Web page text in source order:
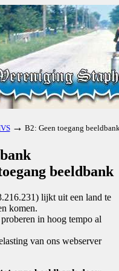
→ B2: Geen toegang
beeldbank
lijkt uit een land te
komen.
in hoog tempo al
van ons webserver